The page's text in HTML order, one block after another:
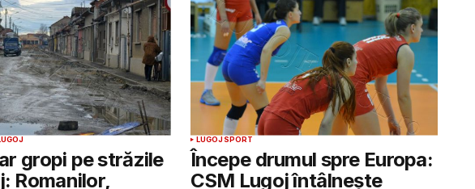
gropi pe străzile
Romanilor,
LUGOJ SPORT
Începe drumul spre Europa:
CSM Lugoj întâlnește